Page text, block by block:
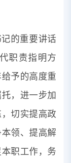
的重要讲话
职责指明方
予的高度重
，进一步加
切实提高政
领、提高解
职工作，务